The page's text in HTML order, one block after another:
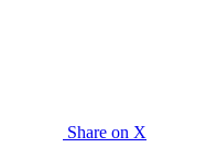
Share on X